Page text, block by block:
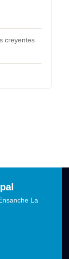
creyentes
La